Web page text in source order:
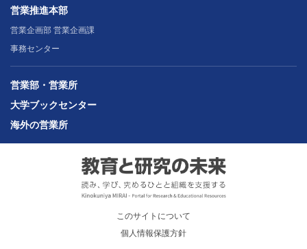
営業推進本部
営業企画部 営業企画課
事務センター
営業部・営業所
大学ブックセンター
海外の営業所
このサイトについて
個人情報保護方針